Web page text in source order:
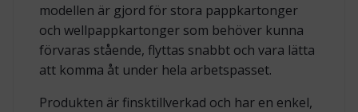
modellen är gjord för stora pappkartonger
och wellpappkartonger som behöver kunna
förvaras stående, flyttas snabbt och vara lätta
att komma åt under hela arbetspasset.
Produkten är finsktillverkad och har en enkel,